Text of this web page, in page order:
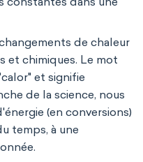
de chaleur
et chimiques. Le mot
et signifie
de la science, nous
(en conversions)
temps, à une